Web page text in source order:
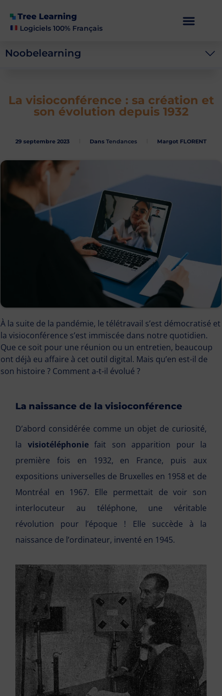
Logiciels 100% Français
Noobelearning
La visioconférence : sa création et
son évolution depuis 1932
29 septembre 2023 Dans Tendances Margot FLORENT
À la suite de la pandémie, le télétravail s’est démocratisé et
la visioconférence s’est immiscée dans notre quotidien.
Que ce soit pour une réunion ou un entretien, beaucoup
ont déjà eu affaire à cet outil digital. Mais qu’en est-il de
son histoire ? Comment a-t-il évolué ?
La naissance de la visioconférence
D’abord considérée comme un objet de curiosité,
la visiotéléphoniefait son apparition pour la
première fois en 1932, en France, puis aux
expositions universelles de Bruxelles en 1958 et de
Montréal en 1967. Elle permettait de voir son
interlocuteur au téléphone, une véritable
révolution pour l’époque ! Elle succède à la
naissance de l’ordinateur, inventé en 1945.